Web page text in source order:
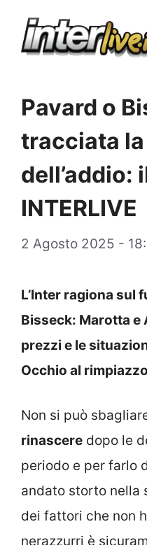
Pavard o
tracciata
dell’addio:
INTERLIVE
2 Agosto 2025 -
L’Inter ragiona sul
Bisseck: Marotta e
prezzi e le
Occhio al rimpiazzo
Non si può
rinascere dopo le
periodo e per farlo
andato storto nella
dei fattori che non
nerazzurri è